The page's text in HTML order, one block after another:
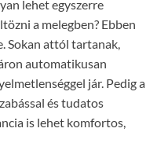
lehet egyszerre
a melegben? Ebben
Sokan attól tartanak,
automatikusan
jár. Pedig a
és tudatos
is lehet komfortos,